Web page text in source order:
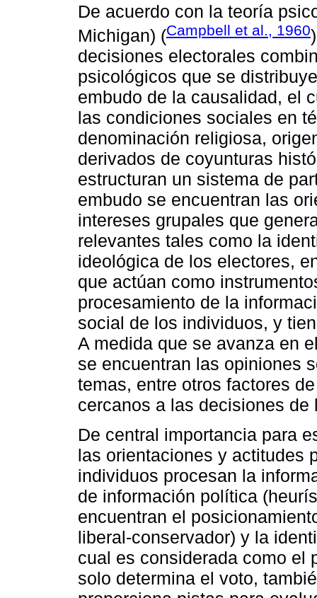
De acuerdo con la teoría
Michigan) (Campbell et al., 1960
decisiones electorales
psicológicos que se
embudo de la causalidad, el
las condiciones sociales en
denominación religiosa,
derivados de coyunturas
estructuran un sistema de
embudo se encuentran las
intereses grupales que
relevantes tales como la
ideológica de los electores,
que actúan como
procesamiento de la
social de los individuos, y
A medida que se avanza en
se encuentran las opiniones
temas, entre otros factores
cercanos a las decisiones de
De central importancia para
las orientaciones y actitudes
individuos procesan la
de información política
encuentran el
liberal-conservador) y la
cual es considerada como el
solo determina el voto,